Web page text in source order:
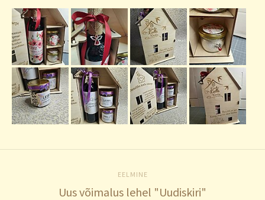
EELMINE
Uus võimalus lehel "Uudiskiri"